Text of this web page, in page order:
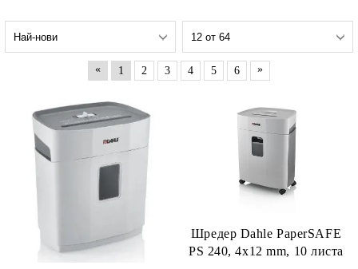
« 1 2 3 4 5 6 »
Шредер Dahle PaperSAFE
PS 240, 4х12 mm, 10 листа